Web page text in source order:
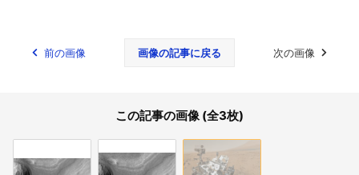
前の画像 画像の記事に戻る 次の画像
この記事の画像 (全3枚)